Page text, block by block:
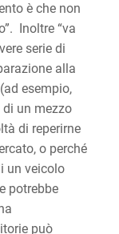
è che non
Inoltre “va
serie di
alla
esempio,
un mezzo
di reperirne
o perché
un veicolo
potrebbe
può